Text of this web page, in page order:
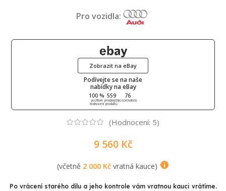
Pro vozidla:
Podívejte se na naše
nabídky na eBay
100 %
pozitivní
hodnocení
559
prodaných
produktů
76
pozorovatelů
Zobrazit na eBay
(Hodnocení: 5)
9 560 Kč
(včetně 2 000 Kčvratná kauce)
Po vrácení starého dílu a jeho kontrole vám vratnou kauci vrátíme.